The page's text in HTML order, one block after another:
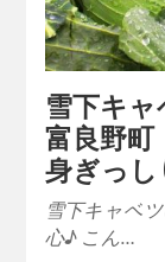
雪下キャ
富良野町
身ぎっし
雪下キャベ
心♪ こん…